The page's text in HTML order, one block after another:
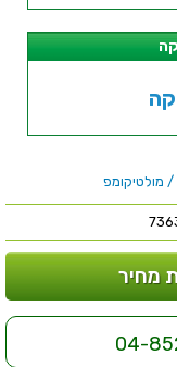
/ מולטיקומפ
מחיר
04-